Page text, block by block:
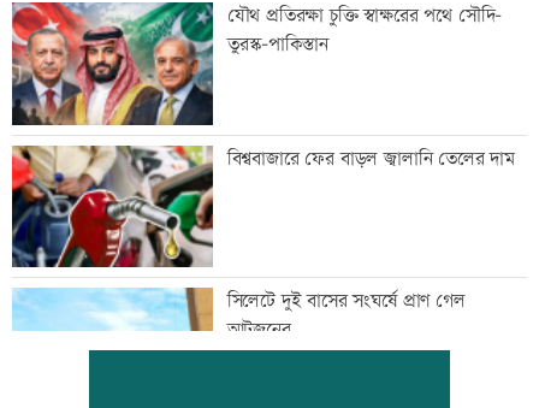
যৌথ প্রতিরক্ষা চুক্তি স্বাক্ষরের পথে সৌদি-
তুরস্ক-পাকিস্তান
বিশ্ববাজারে ফের বাড়ল জ্বালানি তেলের দাম
সিলেটে দুই বাসের সংঘর্ষে প্রাণ গেল
আটজনের